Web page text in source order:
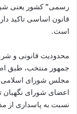
رسمی” کشور یعنی
قانون اساسی تاکید
است.
محدودیت قانونی و
مجلس شورای اسلامی
اعضای شورای نگهبان
نسبت به پاسداری از